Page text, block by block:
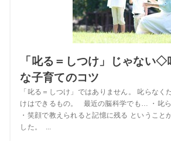
「叱る＝しつけ」じゃない◇
な子育てのコツ
「叱る＝しつけ」ではありません。 叱らなく
けはできるもの。 最近の脳科学でも… ・叱
・笑顔で教えられると記憶に残る ということ
した。 ...